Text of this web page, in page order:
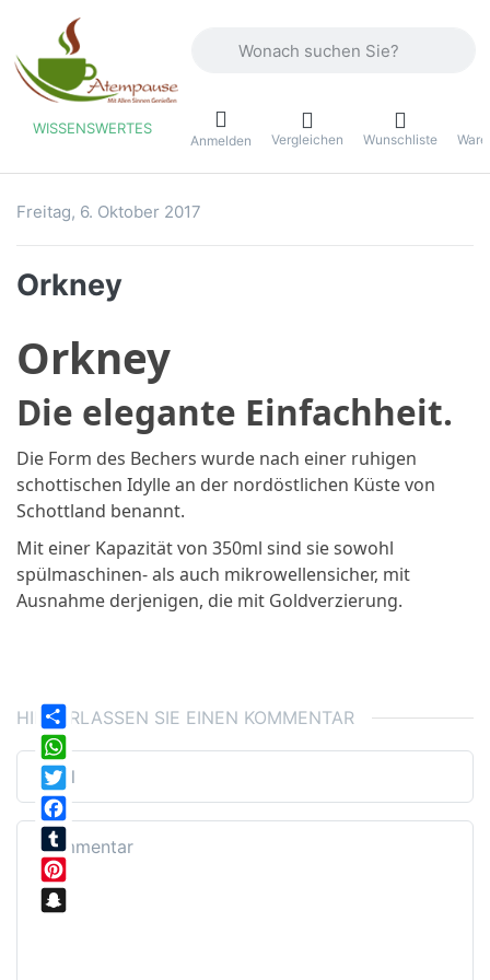
WISSENSWERTES
Anmelden Vergleichen Wunschliste
Freitag, 6. Oktober 2017
Atempause
Orkney
Orkney
Die elegante Einfachheit.
Die Form des Bechers wurde nach einer ruhigen
schottischen Idylle an der nordöstlichen Küste von
Schottland benannt.
Mit einer Kapazität von 350ml sind sie sowohl
spülmaschinen- als auch mikrowellensicher, mit
Ausnahme derjenigen, die mit Goldverzierung.
Share
WhatsApp
Twitter
Facebook
Tumblr
Pinterest
HINTERLASSEN SIE EINEN KOMMENTAR